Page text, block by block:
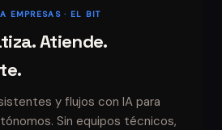
EMPRESAS · EL BIT
Atiende.
y flujos con IA para
Sin equipos técnicos,